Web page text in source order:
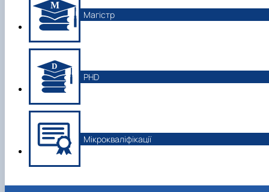
Магістр
PHD
Мікрокваліфікації